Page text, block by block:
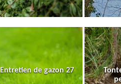
Entretien de gazon 27